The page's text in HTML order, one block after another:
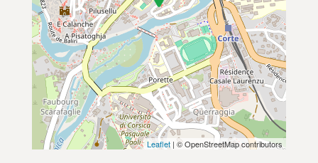
Leaflet | © OpenStreetMap contributors